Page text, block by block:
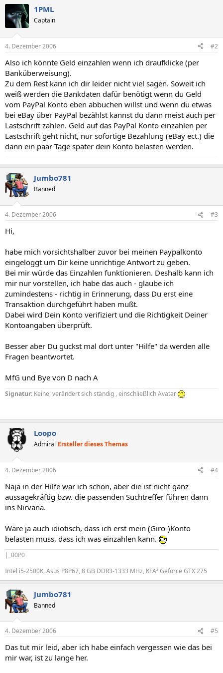
1PML
Captain
4. Dezember 2006 #2
Also ich könnte Geld einzahlen wenn ich draufklicke (per
Banküberweisung).
Zu dem Rest kann ich dir leider nicht viel sagen. Soweit ich
weiß werden die Bankdaten dafür benötigt wenn du Geld
vom PayPal Konto eben abbuchen willst und wenn du etwas
bei eBay über PayPal bezählst kannst du dann meist auch per
Lastschrift zahlen. Geld auf das PayPal Konto einzahlen per
Lastschrift geht nicht, nur sofortige Bezahlung (eBay ect.) die
dann ein paar Tage später dein Konto belasten werden.
Jumbo781
Banned
4. Dezember 2006 #3
Hi,
habe mich vorsichtshalber zuvor bei meinen Paypalkonto
eingeloggt um Dir keine unrichtige Antwort zu geben.
Bei mir würde das Einzahlen funktionieren. Deshalb kann ich
mir nur vorstellen, ich habe das auch - glaube ich
zumindestens - richtig in Erinnerung, dass Du erst eine
Transaktion durchgeführt haben mußt.
Dabei wird Dein Konto verifiziert und die Richtigkeit Deiner
Kontoangaben überprüft.
Besser aber Du guckst mal dort unter "Hilfe" da werden alle
Fragen beantwortet.
MfG und Bye von D nach A
Signatur: Keine, verändert sich ständig , einschließlich Avatar
Loopo
Admiral Ersteller dieses Themas
4. Dezember 2006 #4
Naja in der Hilfe war ich schon, aber die ist nicht ganz
aussagekräftig bzw. die passenden Suchtreffer führen dann
ins Nirvana.
Wäre ja auch idiotisch, dass ich erst mein (Giro-)Konto
belasten muss, dass ich was einzahlen kann.
|_00P0
Intel i5-2500K, Asus P8P67, 8 GB DDR3-1333 MHz, KFA² Geforce GTX 275
Jumbo781
Banned
4. Dezember 2006 #5
Das tut mir leid, aber ich habe einfach vergessen wie das bei
mir war, ist zu lange her.